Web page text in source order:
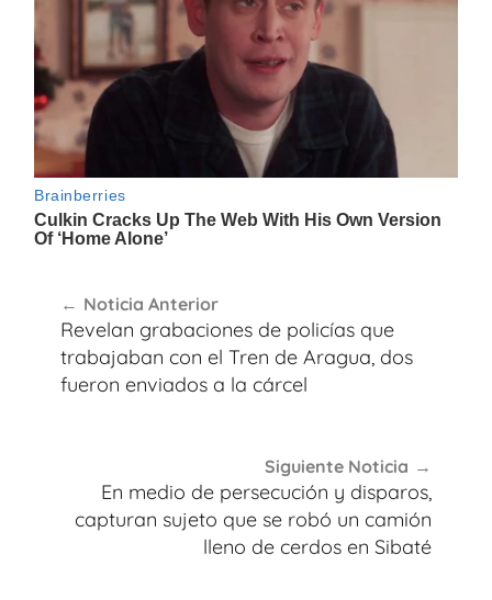
de
entradas
Noticia Anterior
Revelan grabaciones de policías que
trabajaban con el Tren de Aragua, dos
fueron enviados a la cárcel
Siguiente Noticia
En medio de persecución y disparos,
capturan sujeto que se robó un camión
lleno de cerdos en Sibaté